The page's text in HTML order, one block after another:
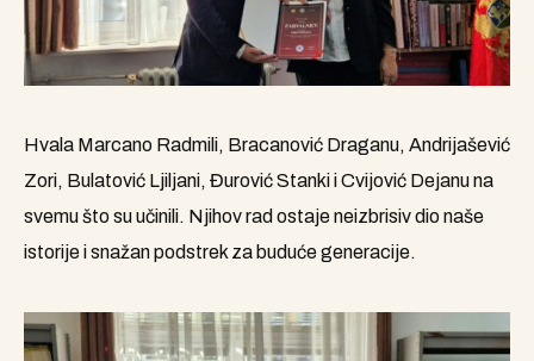
Hvala Marcano Radmili, Bracanović Draganu, Andrijašević
Zori, Bulatović Ljiljani, Đurović Stanki i Cvijović Dejanu na
svemu što su učinili. Njihov rad ostaje neizbrisiv dio naše
istorije i snažan podstrek za buduće generacije.